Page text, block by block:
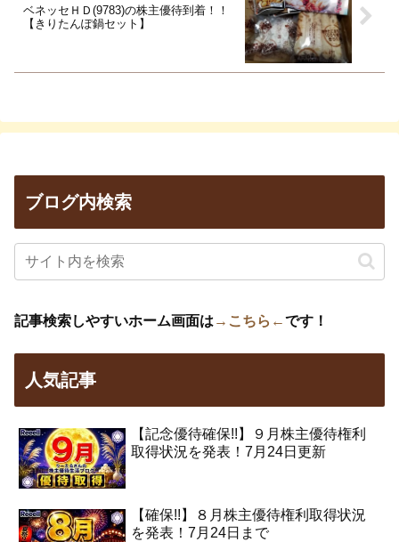
ベネッセＨＤ(9783)の株主優待到着！！
【きりたんぽ鍋セット】
ブログ内検索
記事検索しやすいホーム画面は →こちら←です！
人気記事
【記念優待確保!!】９月株主優待権利
取得状況を発表！7月24日更新
【確保!!】８月株主優待権利取得状況
を発表！7月24日まで